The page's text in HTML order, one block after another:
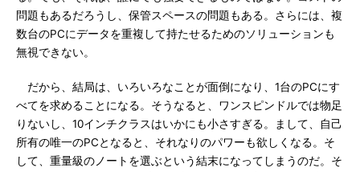
問題もあるだろうし、保管スペースの問題もある。さらには、複
数台のPCにデータを重複して持たせるためのソリューションも
無視できない。
だから、結局は、いろいろなことが面倒になり、1台のPCにす
べてを求めることになる。そうなると、ワンスピンドルでは物足
りないし、10インチクラスはいかにも小さすぎる。まして、自己
所有の唯一のPCとなると、それなりのパワーも欲しくなる。そ
して、重量級のノートを選ぶという結末になってしまうのだ。そ